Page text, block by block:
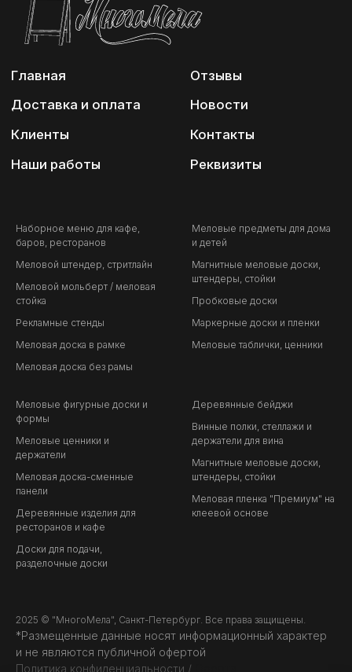
Наборное меню для кафе,
баров, ресторанов
Меловой штендер, стритлайн
Меловой мольберт / меловая
стойка
Рекламные стенды
Меловая доска в рамке
Меловая доска без рамы
Меловые предметы для дома
и детей
Магнитные меловые доски,
штендеры, стойки
Пробковые доски
Маркерные доски и пленки
Меловые таблички, ценники
Меловые фигурные доски и
формы
Меловые ценники и
держатели
Меловая доска-сменные
панели
Деревянные изделия для
ресторанов и кафе
Доски для подачи,
разделочные доски
Деревянные бейджи
Винные полки, стеллажи и
держатели для вина
Магнитные меловые доски,
штендеры, стойки
Меловая пленка "Премиум" на
клеевой основе
2025 © "МногоМела", Санкт-Петербург. Все права защищены.
*Размещенные данные носят информационный характер
и не являются публичной офертой
Политика конфиденциальности /